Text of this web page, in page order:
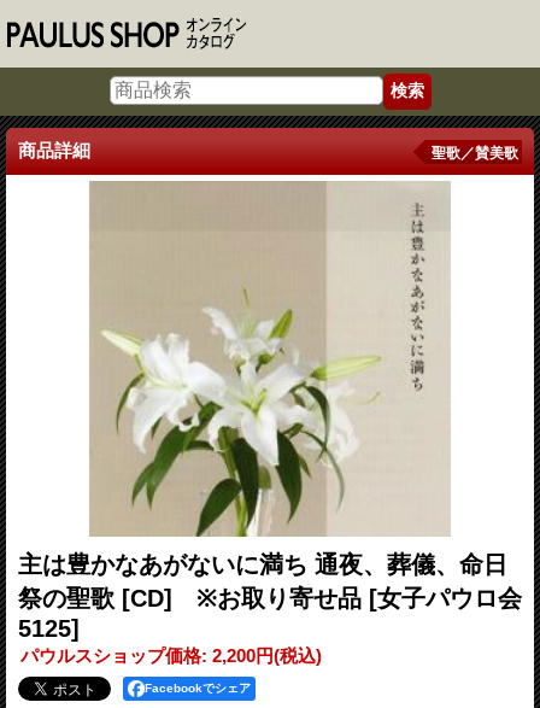
商品詳細 聖歌／賛美歌
主は豊かなあがないに満ち 通夜、葬儀、命日
祭の聖歌 [CD] ※お取り寄せ品 [女子パウロ会
5125]
パウルスショップ価格: 2,200円(税込)
Facebookでシェア